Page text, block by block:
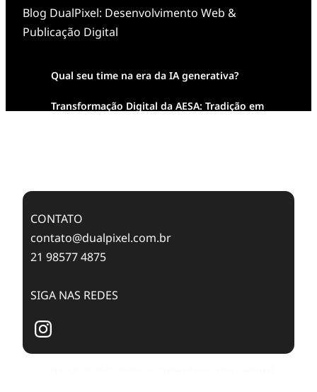
Blog DualPixel: Desenvolvimento Web &
Publicação Digital
Qual seu time na era da IA generativa?
Transformação Digital da AESA: Tradição em
CONTATO
contato@dualpixel.com.br
21 98577 4875
SIGA NAS REDES